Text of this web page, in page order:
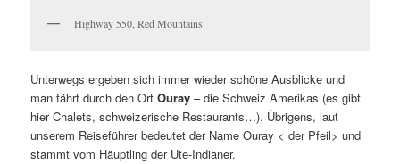
Highway 550, Red Mountains
Unterwegs ergeben sich immer wieder schöne Ausblicke und
man fährt durch den OrtOuray – die Schweiz Amerikas (es gibt
hier Chalets, schweizerische Restaurants…). Übrigens, laut
unserem Reiseführer bedeutet der Name Ouray < der Pfeil> und
stammt vom Häuptling der Ute-Indianer.